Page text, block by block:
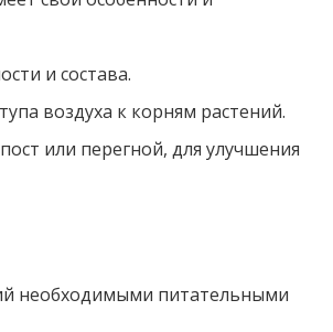
и состава.
воздуха к корням растений.
или перегной, для улучшения
необходимыми питательными